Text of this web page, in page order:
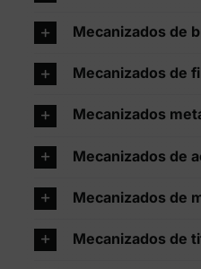
Mecanizados de
Mecanizados de
Mecanizados
Mecanizados de
Mecanizados de
Mecanizados de